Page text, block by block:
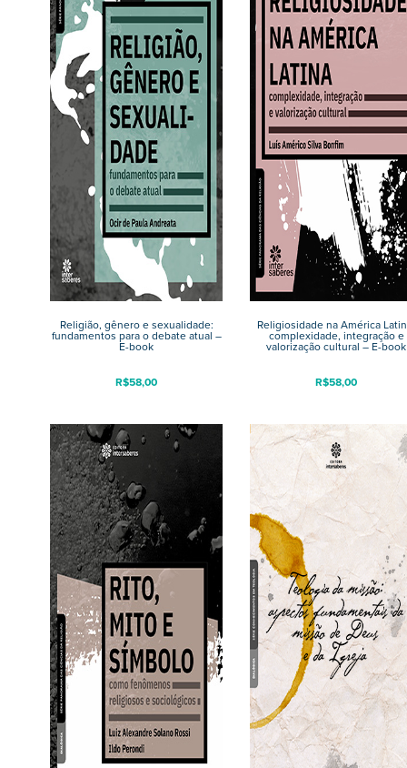
Religião, gênero e sexualidade:
fundamentos para o debate atual –
E-book
R$58,00
Religiosidade na América
complexidade, integração e
valorização cultural – E-book
R$58,00